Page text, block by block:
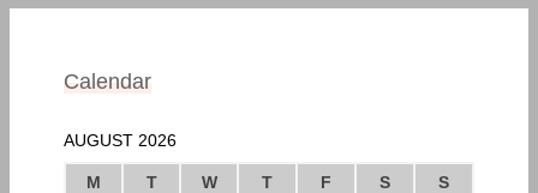
Calendar
AUGUST 2026
M T W T F S S